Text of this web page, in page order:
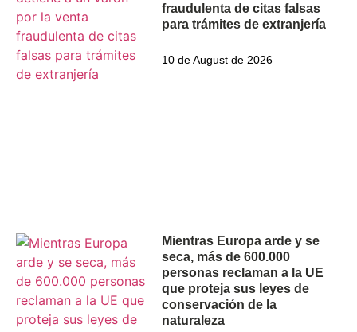
fraudulenta de citas falsas
para trámites de extranjería
10 de August de 2026
Mientras Europa arde y se
seca, más de 600.000
personas reclaman a la UE
que proteja sus leyes de
conservación de la
naturaleza